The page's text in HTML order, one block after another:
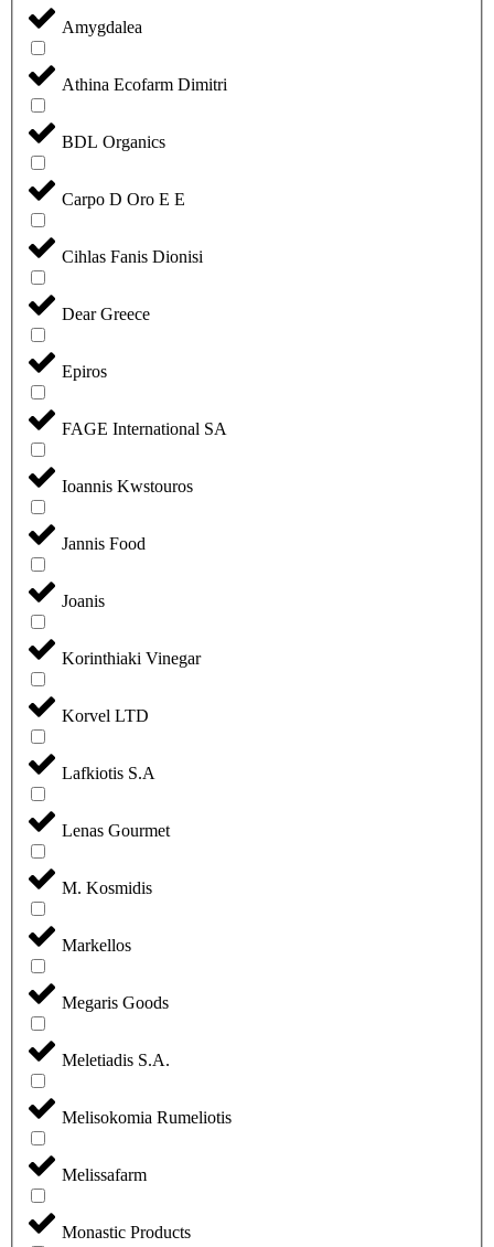
Amygdalea
Athina Ecofarm Dimitri
BDL Organics
Carpo D Oro E E
Cihlas Fanis Dionisi
Dear Greece
Epiros
FAGE International SA
Ioannis Kwstouros
Jannis Food
Joanis
Korinthiaki Vinegar
Korvel LTD
Lafkiotis S.A
Lenas Gourmet
M. Kosmidis
Markellos
Megaris Goods
Meletiadis S.A.
Melisokomia Rumeliotis
Melissafarm
Monastic Products